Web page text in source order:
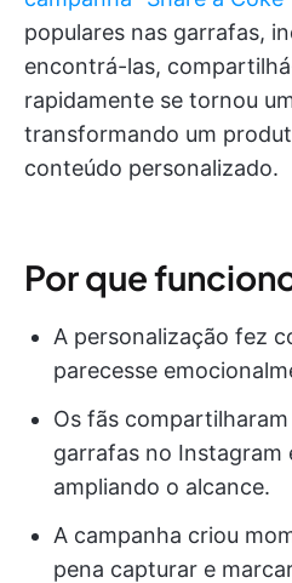
populares nas garrafas,
encontrá-las,
rapidamente se tornou
transformando um
conteúdo personalizado.
Por que
A personalização fez
parecesse
Os fãs
garrafas no Instagram
ampliando o alcance.
A campanha criou
pena capturar e